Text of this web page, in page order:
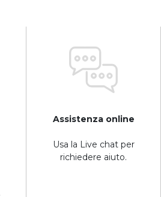
Assistenza online
Usa la Live chat per
richiedere aiuto.